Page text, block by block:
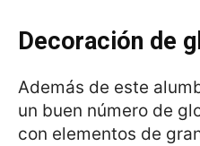
Decoración de
Además de este
un buen número de
con elementos de